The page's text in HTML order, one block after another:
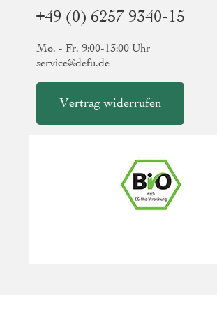
+49 (0) 6257 9340-15
Mo. - Fr. 9:00-13:00 Uhr
service@defu.de
Vertrag widerrufen